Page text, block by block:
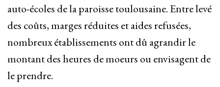
auto-écoles de la paroisse toulousaine. Entre levé
des coûts, marges réduites et aides refusées,
nombreux établissements ont dû agrandir le
montant des heures de moeurs ou envisagent de
le prendre.